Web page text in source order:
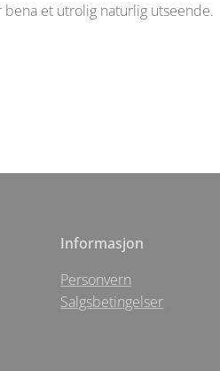
et utrolig naturlig utseende.
Informasjon
Personvern
Salgsbetingelser